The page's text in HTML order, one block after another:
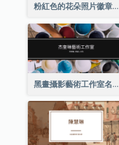
粉紅色的花朵照片徽章花店名片
黑畫攝影藝術工作室名片